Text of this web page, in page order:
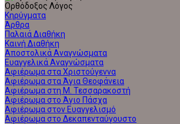
Ορθόδοξος Λόγος
Κηρύγματα
Άρθρα
Παλαιά Διαθήκη
Καινή Διαθήκη
Αποστολικά Αναγνώσματα
Ευαγγελικά Αναγνώσματα
Αφιέρωμα στα Χριστούγεννα
Αφιέρωμα στα Άγια Θεοφάνεια
Αφιέρωμα στη Μ. Τεσσαρακοστή
Αφιέρωμα στο Άγιο Πάσχα
Αφιέρωμα στον Ευαγγελισμό
Αφιέρωμα στο Δεκαπενταύγουστο